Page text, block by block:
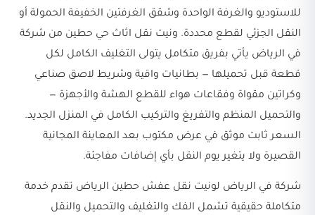
للاستوديو والغرفة الواحدة وشقق الغرفتين الخفيفة الحمولة أو
النقل الجزئي لقطع محددة. ونيت نقل اثاث حي حطين من شركة
في الرياض يأتي بفريق متكامل يتولى التغليف الكامل لكل
قطعة قبل تحميلها — بطانيات واقية وشريط لاصق صناعي
وكراتين مقواة وفقاعات هواء للقطع الهشة والأجهزة —
والتحميل المنظم والتفريغ والتركيب الكامل في المنزل الجديد.
السعر ثابت موثق في عرض مكتوب بعد المعاينة المجانية
القصيرة ولا يتغير يوم النقل بأي إضافات مفاجئة.
شركة في الرياض لونيت نقل عفش حطين الرياض تقدم خدمة
متكاملة حقيقية تشمل الفك والتغليف والتحميل والنقل